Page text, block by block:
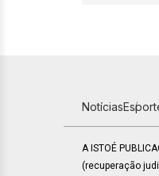
Notícias
A ISTOÉ
(recuperação